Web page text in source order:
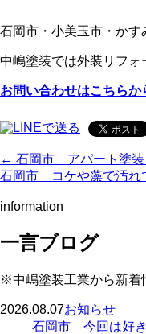
石岡市・小美玉市・かす
中嶋塗装では外装リフォ
お問い合わせはこちらか
← 石岡市 アパート塗装
石岡市 コケや藻で汚れ
information
一言ブログ
※中嶋塗装工業から新着
2026.08.07お知らせ
石岡市 今回は好